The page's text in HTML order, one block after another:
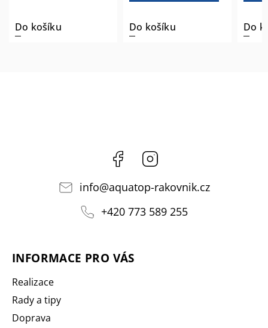
Do košíku Do košíku Do
Facebook
info@aquatop-rakovnik.cz
+420 773 589 255
INFORMACE PRO VÁS
Realizace
Rady a tipy
Doprava